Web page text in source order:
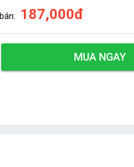
187,000đ
MUA NGAY